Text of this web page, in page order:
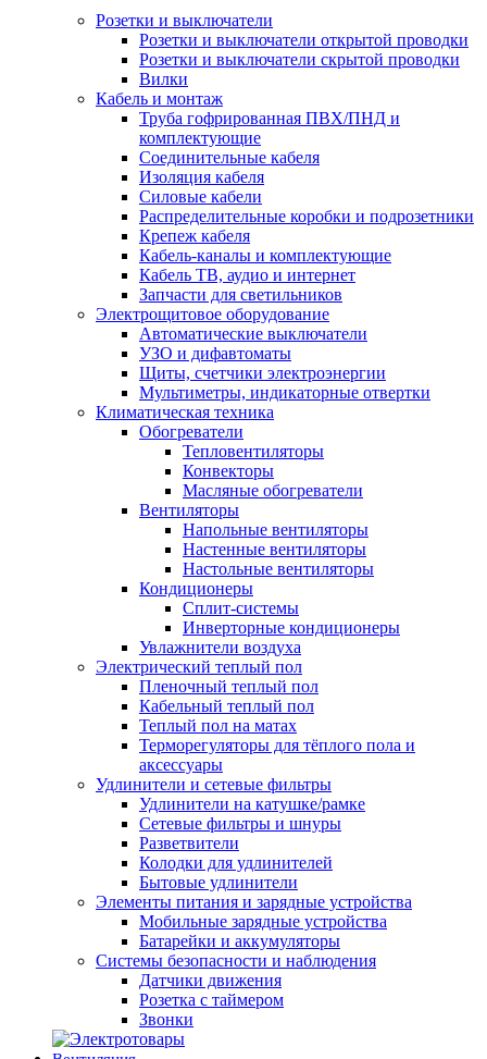
Розетки и выключатели
Розетки и выключатели открытой проводки
Розетки и выключатели скрытой проводки
Вилки
Кабель и монтаж
Труба гофрированная ПВХ/ПНД и
комплектующие
Соединительные кабеля
Изоляция кабеля
Силовые кабели
Распределительные коробки и подрозетники
Крепеж кабеля
Кабель-каналы и комплектующие
Кабель ТВ, аудио и интернет
Запчасти для светильников
Электрощитовое оборудование
Автоматические выключатели
УЗО и дифавтоматы
Щиты, счетчики электроэнергии
Мультиметры, индикаторные отвертки
Климатическая техника
Обогреватели
Тепловентиляторы
Конвекторы
Масляные обогреватели
Вентиляторы
Напольные вентиляторы
Настенные вентиляторы
Настольные вентиляторы
Кондиционеры
Сплит-системы
Инверторные кондиционеры
Увлажнители воздуха
Электрический теплый пол
Пленочный теплый пол
Кабельный теплый пол
Теплый пол на матах
Терморегуляторы для тёплого пола и
аксессуары
Удлинители и сетевые фильтры
Удлинители на катушке/рамке
Сетевые фильтры и шнуры
Разветвители
Колодки для удлинителей
Бытовые удлинители
Элементы питания и зарядные устройства
Мобильные зарядные устройства
Батарейки и аккумуляторы
Системы безопасности и наблюдения
Датчики движения
Розетка с таймером
Звонки